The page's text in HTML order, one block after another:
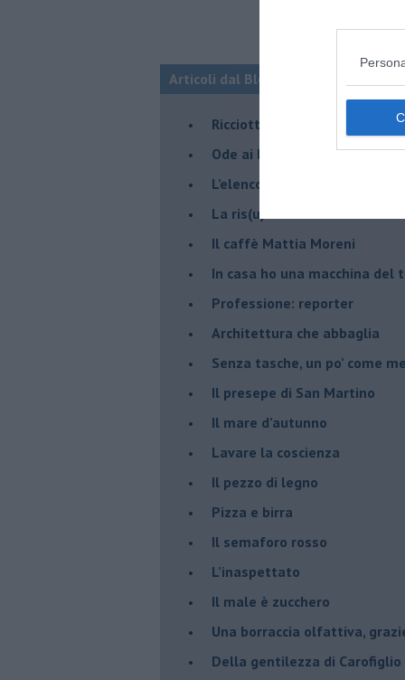
Articoli dal Blog “Pagine allegre” di
​Ricciotti Ensemble: ovunque
Ode ai lacci
​L’elenco telefonico
​La ris(u)onanza
​Il caffè Mattia Moreni
​In casa ho una macchina del
Professione: reporter
Architettura che abbaglia
​Senza tasche, un po’ come me
​Il presepe di San Martino
​Il mare d’autunno
​Lavare la coscienza
​Il pezzo di legno
​Pizza e birra
​Il semaforo rosso
​L’inaspettato
​Il male è zucchero
​Una borraccia olfattiva,
​Della gentilezza di Carofiglio